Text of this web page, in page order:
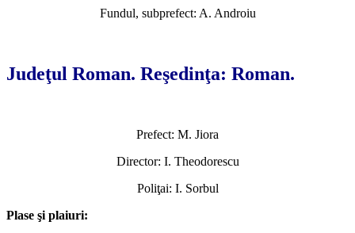
Fundul, subprefect: A. Androiu
Judeţul Roman. Reşedinţa: Roman.
Prefect: M. Jiora
Director: I. Theodorescu
Poliţai: I. Sorbul
Plase şi plaiuri: